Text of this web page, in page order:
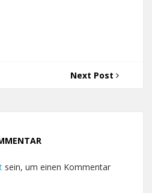
Next Post
sein, um einen Kommentar